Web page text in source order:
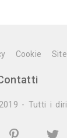
Cookie
- Tutti i